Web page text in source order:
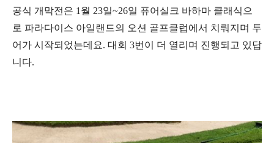
공식 개막전은 1월 23일~26일 퓨어실크 바하마 클래식으
로 파라다이스 아일랜드의 오션 골프클럽에서 치뤄지며 투
어가 시작되었는데요. 대회 3번이 더 열리며 진행되고 있답
니다.